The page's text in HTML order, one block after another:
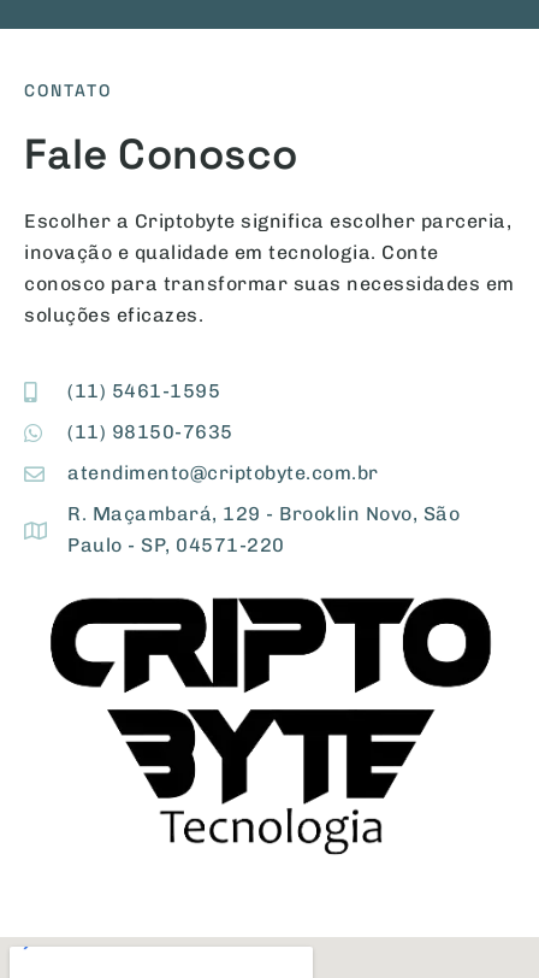
CONTATO
Fale Conosco
Escolher a Criptobyte significa escolher parceria,
inovação e qualidade em tecnologia. Conte
conosco para transformar suas necessidades em
soluções eficazes.
(11) 5461-1595
(11) 98150-7635
atendimento@criptobyte.com.br
R. Maçambará, 129 - Brooklin Novo, São
Paulo - SP, 04571-220